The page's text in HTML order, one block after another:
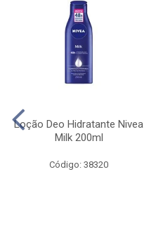
Loção Deo Hidratante Nivea
Milk 200ml
Código: 38320